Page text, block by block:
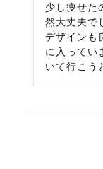
少し痩せた
然大丈夫で
デザインも
に入ってい
いて行こう